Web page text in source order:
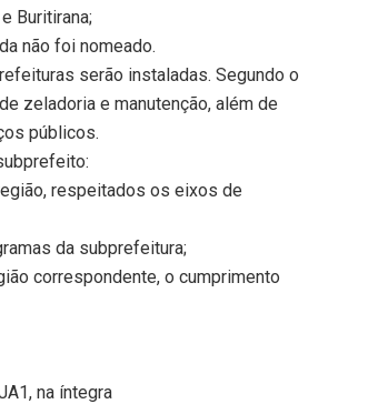
Buritirana;
não foi nomeado.
serão instaladas. Segundo o
zeladoria e manutenção, além de
públicos.
respeitados os eixos de
da subprefeitura;
correspondente, o cumprimento
na íntegra